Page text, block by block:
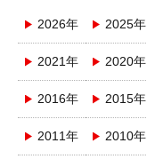
2026年 2025年
2021年 2020年
2016年 2015年
2011年 2010年